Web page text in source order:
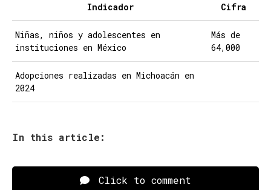
Indicador Cifra
Niñas, niños y adolescentes en
instituciones en México
Más de
64,000
Adopciones realizadas en Michoacán en
2024
In this article:
Click to comment